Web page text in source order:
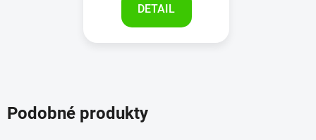
DETAIL
Podobné produkty